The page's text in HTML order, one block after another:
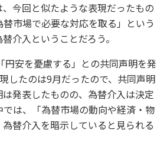
今回と似たような表現だったもの
市場で必要な対応を取る」という
介入ということだろう。
安を憂慮する」との共同声明を発
したのは9月だったので、共同声明
発表したものの、為替介入は決定
は、「為替市場の動向や経済・物
替介入を暗示していると見られる